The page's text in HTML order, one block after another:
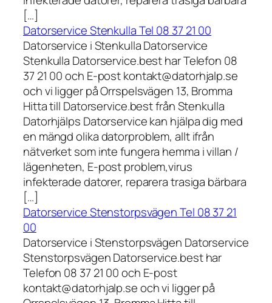
[…]
Datorservice Stenkulla Tel 08 37 21 00
Datorservice i Stenkulla Datorservice
Stenkulla Datorservice.best har Telefon 08
37 21 00 och E-post kontakt@datorhjalp.se
och vi ligger på Orrspelsvägen 13, Bromma
Hitta till Datorservice.best från Stenkulla
Datorhjälps Datorservice kan hjälpa dig med
en mängd olika datorproblem, allt ifrån
nätverket som inte fungera hemma i villan /
lägenheten, E-post problem,virus
infekterade datorer, reparera trasiga bärbara
[…]
Datorservice Stenstorpsvägen Tel 08 37 21
00
Datorservice i Stenstorpsvägen Datorservice
Stenstorpsvägen Datorservice.best har
Telefon 08 37 21 00 och E-post
kontakt@datorhjalp.se och vi ligger på